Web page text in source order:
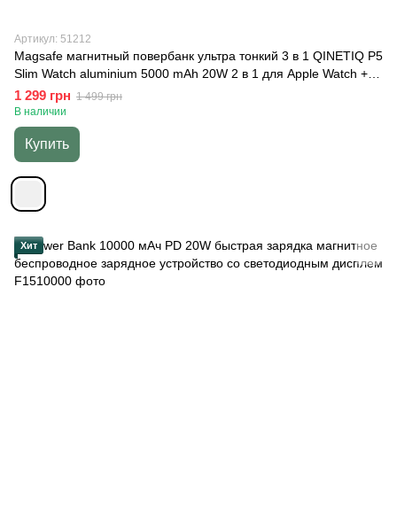
Артикул: 51212
Magsafe магнитный повербанк ультра тонкий 3 в 1 QINETIQ P5
Slim Watch aluminium 5000 mAh 20W 2 в 1 для Apple Watch +
iPhone, Серебристый, Серебристый
1 299 грн 1 499 грн
В наличии
Купить
Хит